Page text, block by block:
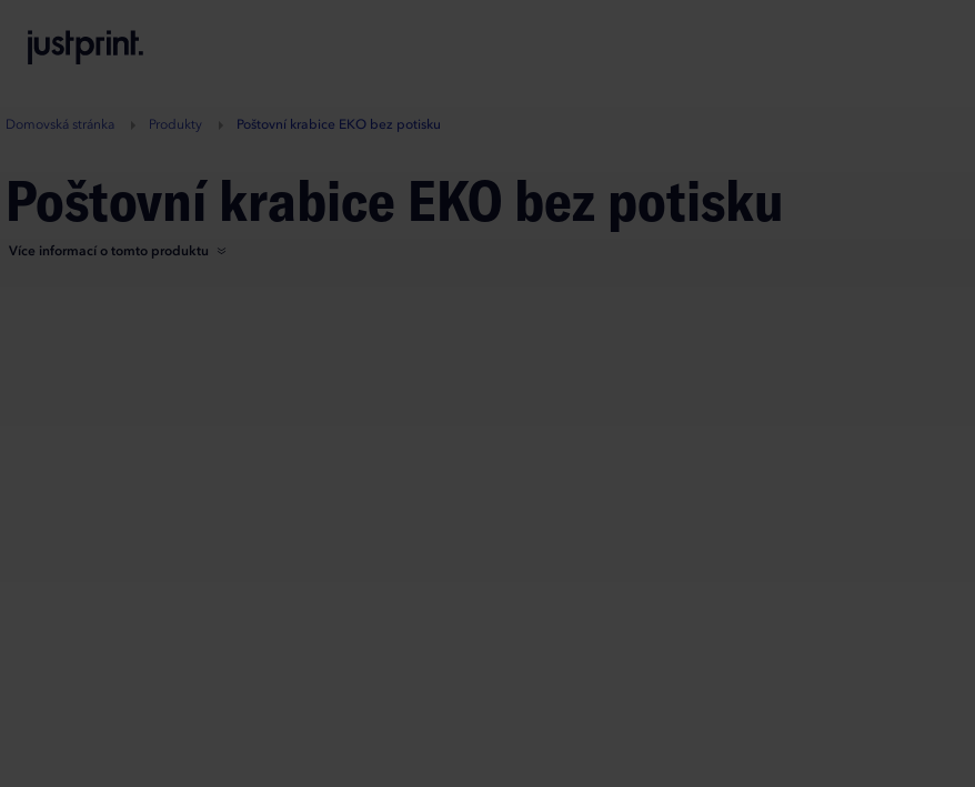
A
Domovská stránka Produkty Poštovní krabice EKO bez potisku
Poštovní krabice EKO bez potisku
Více informací o tomto produktu